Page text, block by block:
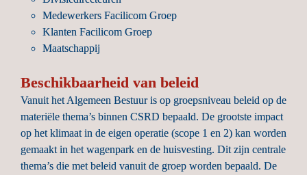
Medewerkers Facilicom Groep
Klanten Facilicom Groep
Maatschappij
Beschikbaarheid van beleid
Vanuit het Algemeen Bestuur is op groepsniveau beleid op de
materiële thema’s binnen CSRD bepaald. De grootste impact
op het klimaat in de eigen operatie (scope 1 en 2) kan worden
gemaakt in het wagenpark en de huisvesting. Dit zijn centrale
thema’s die met beleid vanuit de groep worden bepaald. De